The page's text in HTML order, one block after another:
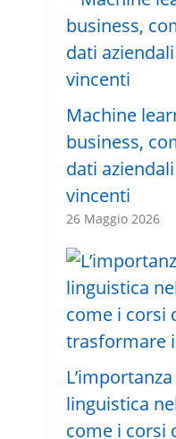
Machine
business,
dati
vincenti
26 Maggio 2026
linguistica
come i corsi